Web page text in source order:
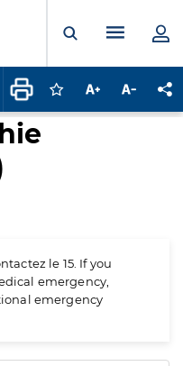
Ouvrir laMenu
Connectez-vous
Augmenter la
le 15. If you
emergency,
emergency